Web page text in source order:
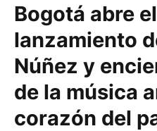
Bogotá abre
lanzamiento
Núñez y
de la música
corazón del